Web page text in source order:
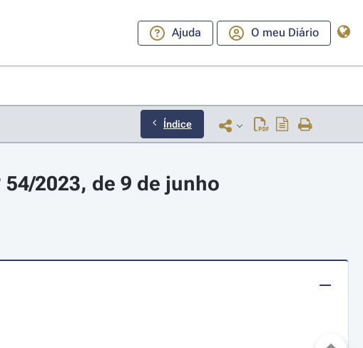
Ajuda O meu Diário
Índice
2023, de 9 de junho